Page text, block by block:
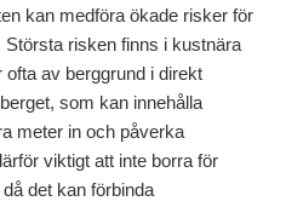
kan medföra ökade risker för
Största risken finns i kustnära
av berggrund i direkt
som kan innehålla
meter in och påverka
viktigt att inte borra för
det kan förbinda